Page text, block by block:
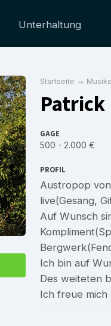
Unterhaltung
Startseite
Patrick
GAGE
500 - 2.000 €
PROFIL
Austropop
live(Gesang,
Auf Wunsch
Ich bin auf
Des weiteten
Ich freue